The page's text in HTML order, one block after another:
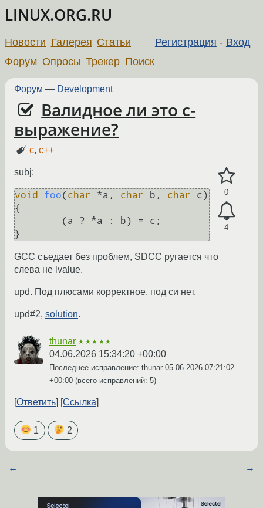
LINUX.ORG.RU
Регистрация - Вход
Новости Галерея Статьи
Форум Опросы Трекер Поиск
Форум — Development
Валидное ли это c-
выражение?
c,c++
0
4
subj:
void foo( char *a, char b, char c)
{
}
GCC съедает без проблем, SDCC ругается что
слева не lvalue.
upd. Под плюсами корректное, под си нет.
upd#2, solution.
thunar ★★★★★
04.06.2026 15:34:20 +00:00
Последнее исправление: thunar 05.06.2026 07:21:02
+00:00 (всего исправлений: 5)
Ответить Ссылка
1 2
← →